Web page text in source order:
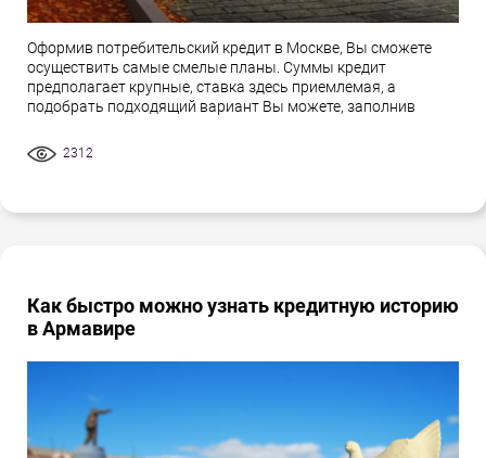
Оформив потребительский кредит в Москве, Вы сможете
осуществить самые смелые планы. Суммы кредит
предполагает крупные, ставка здесь приемлемая, а
подобрать подходящий вариант Вы можете, заполнив
2312
Как быстро можно узнать кредитную историю
в Армавире